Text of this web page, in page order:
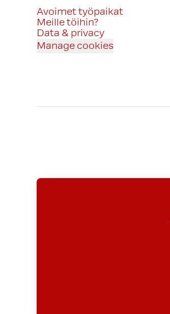
Avoimet työpaikat
Meille töihin?
Data & privacy
Manage cookies